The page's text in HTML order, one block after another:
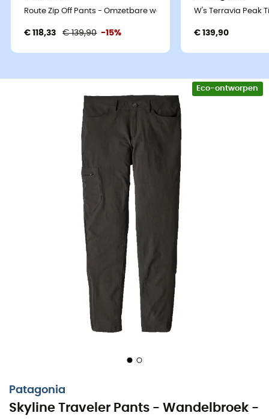
Route Zip Off Pants - Omzetbare wandelbroek - Dames
€ 118,33 € 139,90 -15%
W's Terravia Peak
€ 139,90
Eco-ontworpen
Patagonia
Skyline Traveler Pants - Wandelbroek -